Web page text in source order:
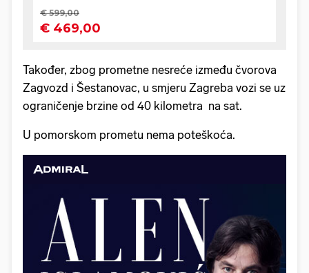
Također, zbog prometne nesreće između čvorova
Zagvozd i Šestanovac, u smjeru Zagreba vozi se uz
ograničenje brzine od 40 kilometra na sat.
U pomorskom prometu nema poteškoća.